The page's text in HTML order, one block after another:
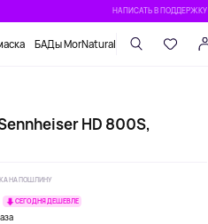
НАПИСАТЬ В ПОДДЕРЖКУ
БАДы MorNatural
HD 800S,
НА ПОШЛИНУ
СЕГОДНЯ ДЕШЕВЛЕ